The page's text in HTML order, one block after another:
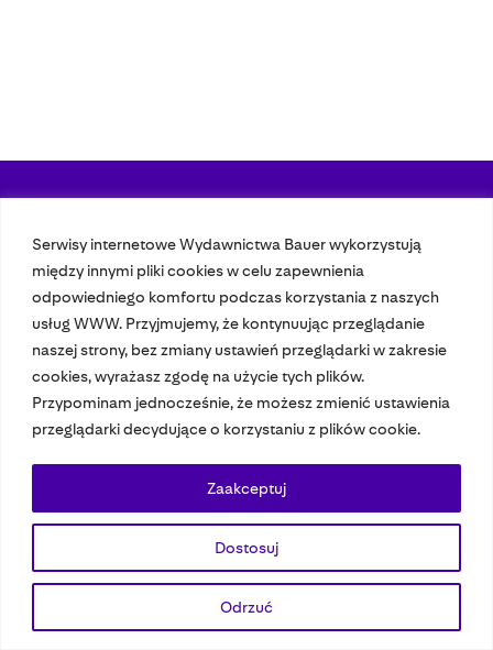
Serwisy internetowe Wydawnictwa Bauer wykorzystują
między innymi pliki cookies w celu zapewnienia
odpowiedniego komfortu podczas korzystania z naszych
usług WWW. Przyjmujemy, że kontynuując przeglądanie
naszej strony, bez zmiany ustawień przeglądarki w zakresie
cookies, wyrażasz zgodę na użycie tych plików.
Przypominam jednocześnie, że możesz zmienić ustawienia
przeglądarki decydujące o korzystaniu z plików cookie.
Dostosuj
Odrzuć
Zaakceptuj
Nasze czasopisma
Nasze strony
© 2023 Bauer Media Group, All Rights Reserved.
Polityka prywatnościDane osoboweWydawca EMFASpeak Up